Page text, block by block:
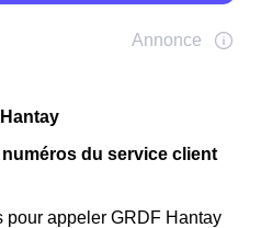
du service client
pour appeler GRDF Hantay